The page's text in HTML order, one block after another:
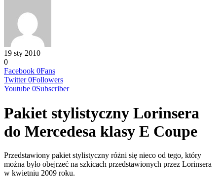
19 sty 2010
0
Facebook 0Fans
Twitter 0Followers
Youtube 0Subscriber
Pakiet stylistyczny Lorinsera
do Mercedesa klasy E Coupe
Przedstawiony pakiet stylistyczny różni się nieco od tego, który
można było obejrzeć na szkicach przedstawionych przez Lorinsera
w kwietniu 2009 roku.